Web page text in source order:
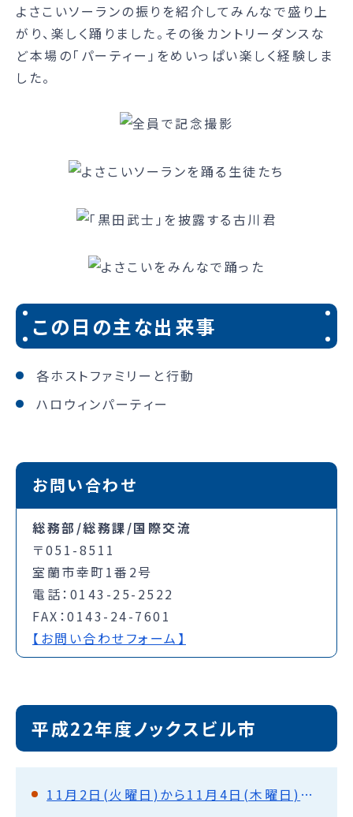
よさこいソーランの振りを紹介してみんなで盛り上
がり、楽しく踊りました。その後カントリーダンスな
ど本場の「パーティー」をめいっぱい楽しく経験しま
した。
この日の主な出来事
各ホストファミリーと行動
ハロウィンパーティー
お問い合わせ
総務部/総務課/国際交流
〒051-8511
室蘭市幸町1番2号
電話：0143-25-2522
FAX：0143-24-7601
【お問い合わせフォーム】
平成22年度ノックスビル市
11月2日(火曜日)から11月4日(木曜日)さようなら、アメリカ。またいつか。